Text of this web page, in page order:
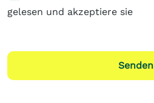
gelesen und akzeptiere sie
Senden